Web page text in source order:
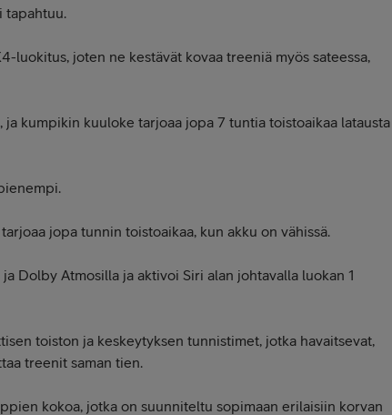
tapahtuu.
luokitus, joten ne kestävät kovaa treeniä myös sateessa,
kumpikin kuuloke tarjoaa jopa 7 tuntia toistoaikaa latausta
jopa tunnin toistoaikaa, kun akku on vähissä.
Dolby Atmosilla ja aktivoi Siri alan johtavalla luokan 1
toiston ja keskeytyksen tunnistimet, jotka havaitsevat,
treenit saman tien.
kokoa, jotka on suunniteltu sopimaan erilaisiin korvan